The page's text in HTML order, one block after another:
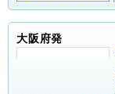
大阪府発